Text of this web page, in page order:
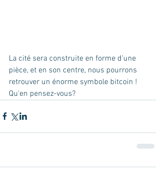
La cité sera construite en forme d'une
pièce, et en son centre, nous pourrons
retrouver un énorme symbole bitcoin !
Qu'en pensez-vous?